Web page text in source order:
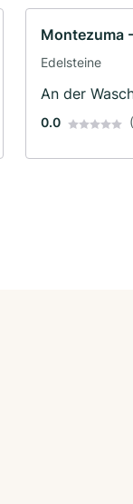
Montezuma
Edelsteine
An der
0.0